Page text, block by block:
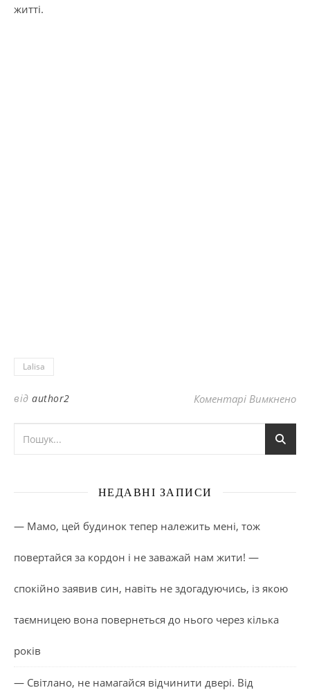
житті.
Lalisa
від author2 Коментарі Вимкненодо
НЕДАВНІ ЗАПИСИ
— Мамо, цей будинок тепер належить мені, тож
повертайся за кордон і не заважай нам жити! —
спокійно заявив син, навіть не здогадуючись, із якою
таємницею вона повернеться до нього через кілька
років
— Світлано, не намагайся відчинити двері. Від